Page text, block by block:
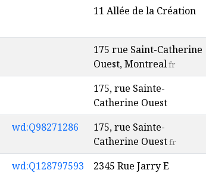
11 Allée de la Création
175 rue Saint-Catherine
Ouest, Montrealfr
175, rue Sainte-
Catherine Ouest
wd:Q98271286
175, rue Sainte-
Catherine Ouestfr
wd:Q128797593 2345 Rue Jarry E